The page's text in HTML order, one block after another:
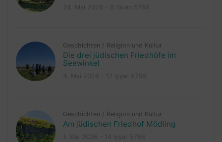
Geschichten / Religion und Kultur
Die drei jüdischen Friedhöfe im
Seewinkel
Geschichten / Religion und Kultur
Am jüdischen Friedhof Mödling